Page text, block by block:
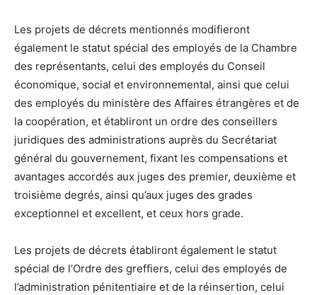
Les projets de décrets mentionnés modifieront
également le statut spécial des employés de la Chambre
des représentants, celui des employés du Conseil
économique, social et environnemental, ainsi que celui
des employés du ministère des Affaires étrangères et de
la coopération, et établiront un ordre des conseillers
juridiques des administrations auprès du Secrétariat
général du gouvernement, fixant les compensations et
avantages accordés aux juges des premier, deuxième et
troisième degrés, ainsi qu’aux juges des grades
exceptionnel et excellent, et ceux hors grade.
Les projets de décrets établiront également le statut
spécial de l’Ordre des greffiers, celui des employés de
l’administration pénitentiaire et de la réinsertion, celui